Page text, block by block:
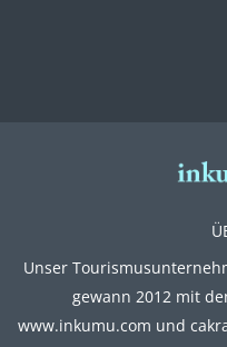
Unser
gewann 2012 mit
www.inkumu.com und